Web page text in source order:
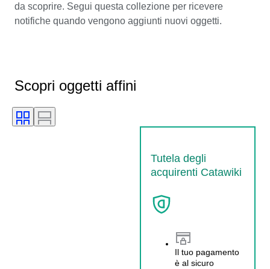
da scoprire. Segui questa collezione per ricevere
notifiche quando vengono aggiunti nuovi oggetti.
Scopri oggetti affini
Tutela degli
acquirenti Catawiki
Il tuo pagamento
è al sicuro